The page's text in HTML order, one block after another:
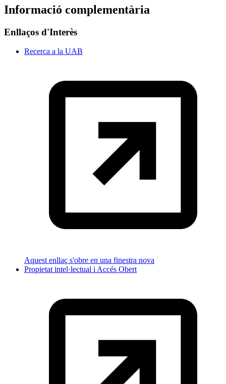
Informació complementària
Enllaços d'Interès
Recerca a la UAB
Aquest enllaç s'obre en una finestra nova
Propietat intel·lectual i Accés Obert